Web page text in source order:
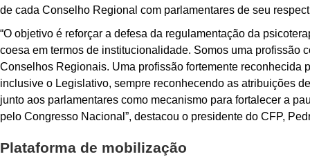
de cada Conselho Regional com parlamentares de seu
“O objetivo é reforçar a defesa da regulamentação da
coesa em termos de institucionalidade. Somos uma profissão
Conselhos Regionais. Uma profissão fortemente
inclusive o Legislativo, sempre reconhecendo as atribuições
junto aos parlamentares como mecanismo para fortalecer a
pelo Congresso Nacional”, destacou o presidente do CFP,
Plataforma de mobilização